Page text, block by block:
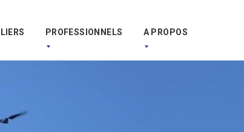
PROFESSIONNELS A PROPOS